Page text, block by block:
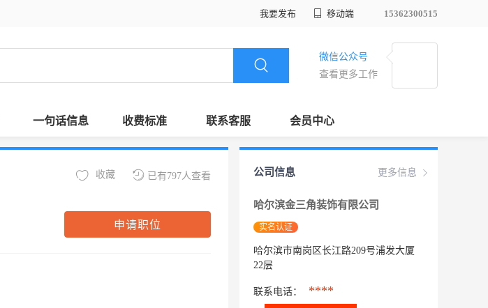
我要发布 移动端 15362300515
微信公众号
查看更多工作
一句话信息 收费标准 联系客服 会员中心
已有797人查看
收藏
申请职位
更多信息
公司信息
哈尔滨金三角装饰有限公司
实名认证
哈尔滨市南岗区长江路209号浦发大厦
22层
联系电话： ****